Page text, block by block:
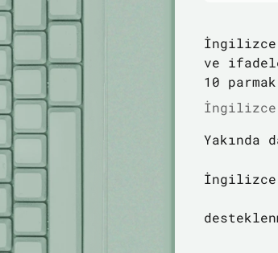
İngilizce
ve
10
Yakında
İngilizce